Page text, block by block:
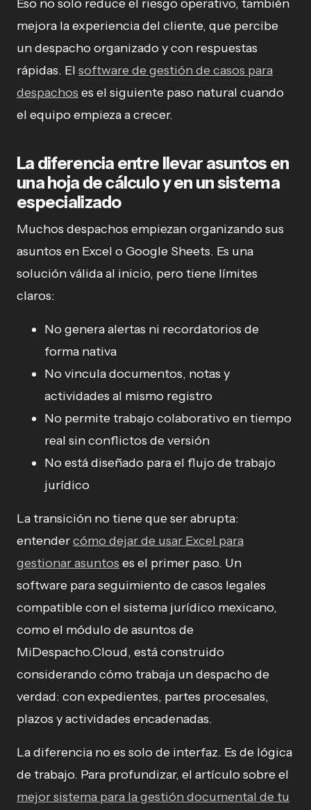
Eso no solo reduce el riesgo operativo, también
mejora la experiencia del cliente, que percibe
un despacho organizado y con respuestas
rápidas. El software de gestión de casos para
despachos es el siguiente paso natural cuando
el equipo empieza a crecer.
La diferencia entre llevar asuntos en
una hoja de cálculo y en un sistema
especializado
Muchos despachos empiezan organizando sus
asuntos en Excel o Google Sheets. Es una
solución válida al inicio, pero tiene límites
claros:
No genera alertas ni recordatorios de
forma nativa
No vincula documentos, notas y
actividades al mismo registro
No permite trabajo colaborativo en tiempo
real sin conflictos de versión
No está diseñado para el flujo de trabajo
jurídico
La transición no tiene que ser abrupta:
entendercómo dejar de usar Excel para
gestionar asuntos es el primer paso. Un
software para seguimiento de casos legales
compatible con el sistema jurídico mexicano,
como el módulo de asuntos de
MiDespacho.Cloud, está construido
considerando cómo trabaja un despacho de
verdad: con expedientes, partes procesales,
plazos y actividades encadenadas.
La diferencia no es solo de interfaz. Es de lógica
de trabajo. Para profundizar, el artículo sobre el
mejor sistema para la gestión documental de tu